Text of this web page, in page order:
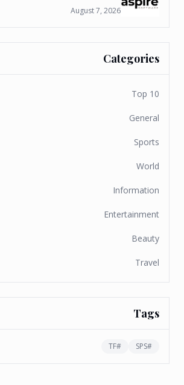
August 7, 2026
Categories
Top 10
General
Sports
World
Information
Entertainment
Beauty
Travel
Tags
#
SPS
#
TF